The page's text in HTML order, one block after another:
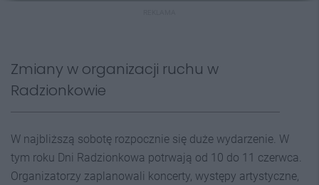
Zmiany w organizacji ruchu w
Radzionkowie
W najbliższą sobotę rozpocznie się duże wydarzenie. W
tym roku Dni Radzionkowa potrwają od 10 do 11 czerwca.
Organizatorzy zaplanowali koncerty, występy artystyczne,